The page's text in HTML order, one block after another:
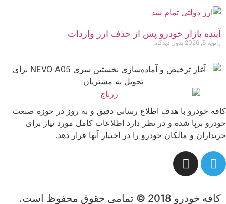
آینده بازار خودرو پس از حذف ارز واردات
ژانویه 5, 2026 بدون دیدگاه
کافه خودرو با هدف اطلاع رسانی دقیق و به روز در حوزه صنعت
خودرو برپا شده و در نظر دارد اطلاعات کامل مورد نیاز برای
خریداران و مالکان خودرو را در اختیار آنها قرار دهد.
کافه خودرو 2018 © تمامی حقوق محفوظ است.